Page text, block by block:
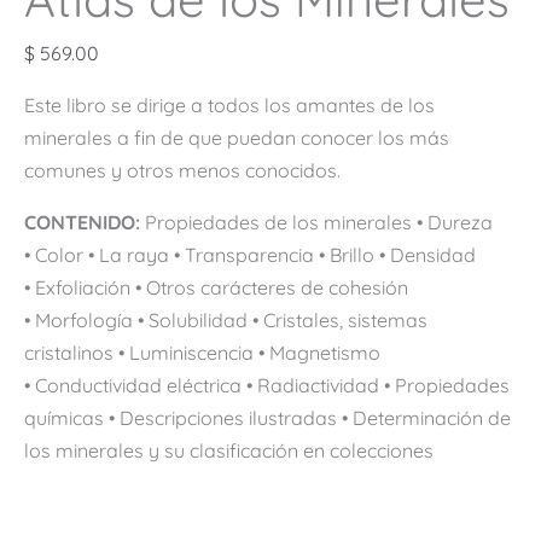
$ 569.00
Este libro se dirige a todos los amantes de los
minerales a fin de que puedan conocer los más
comunes y otros menos conocidos.
CONTENIDO: Propiedades de los minerales • Dureza
• Color • La raya • Transparencia • Brillo • Densidad
• Exfoliación • Otros carácteres de cohesión
• Morfología • Solubilidad • Cristales, sistemas
cristalinos • Luminiscencia • Magnetismo
• Conductividad eléctrica • Radiactividad • Propiedades
químicas • Descripciones ilustradas • Determinación de
los minerales y su clasificación en colecciones